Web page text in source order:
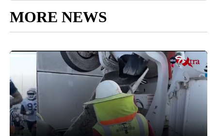
MORE NEWS